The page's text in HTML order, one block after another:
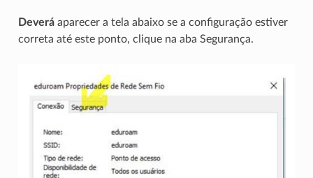
Deveráaparecer a tela abaixo se a configuração estiver
correta até este ponto, clique na aba Segurança.